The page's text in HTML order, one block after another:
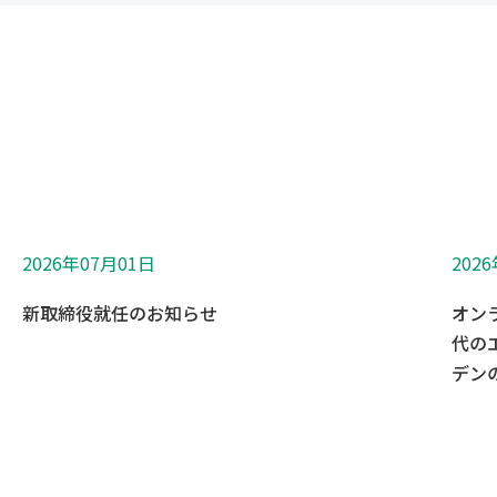
2026年07月01日
新取締役就任のお知らせ
2026
オン
代の
デン